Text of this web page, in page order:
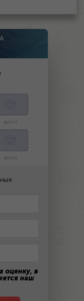
фото 3
фото 6
оценку, в
наш